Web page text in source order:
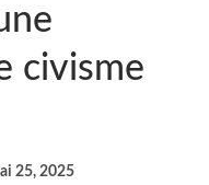
civisme
25, 2025